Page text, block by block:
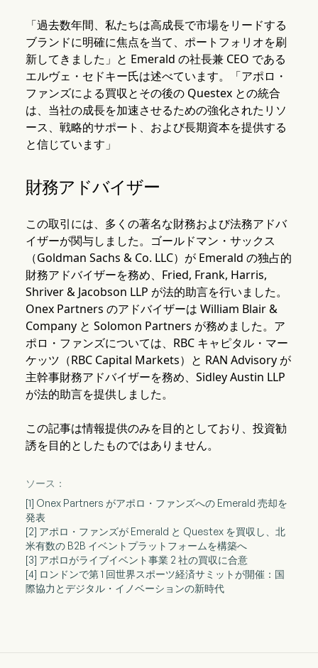
「過去数年間、私たちは高成長で市場をリードする
ブランドに明確に焦点を当て、ポートフォリオを刷
新してきました」と Emerald の社長兼 CEO である
エルヴェ・セドキー氏は述べています。「アポロ・
ファンズによる買収とその後の Questex との統合
は、当社の成長を加速させるための強化されたリソ
ース、戦略的サポート、および長期資本を提供する
と信じています」
財務アドバイザー
この取引には、多くの著名な財務および法務アドバ
イザーが関与しました。ゴールドマン・サックス
（Goldman Sachs & Co. LLC）が Emerald の独占的
財務アドバイザーを務め、Fried, Frank, Harris,
Shriver & Jacobson LLP が法的助言を行いました。
Onex Partners のアドバイザーは William Blair &
Company と Solomon Partners が務めました。ア
ポロ・ファンズについては、RBC キャピタル・マー
ケッツ（RBC Capital Markets）と RAN Advisory が
主幹事財務アドバイザーを務め、Sidley Austin LLP
が法的助言を提供しました。
この記事は情報提供のみを目的としており、投資勧
誘を目的としたものではありません。
ソース：
[1] Onex Partners がアポロ・ファンズへの Emerald 売却を
発表
[2] アポロ・ファンズが Emerald と Questex を買収し、北
米有数の B2B イベントプラットフォームを構築へ
[3] アポロがライブイベント事業 2 社の買収に合意
[4] ロンドンで第 1 回世界スポーツ経済サミットが開催：国
際協力とデジタル・イノベーションの新時代